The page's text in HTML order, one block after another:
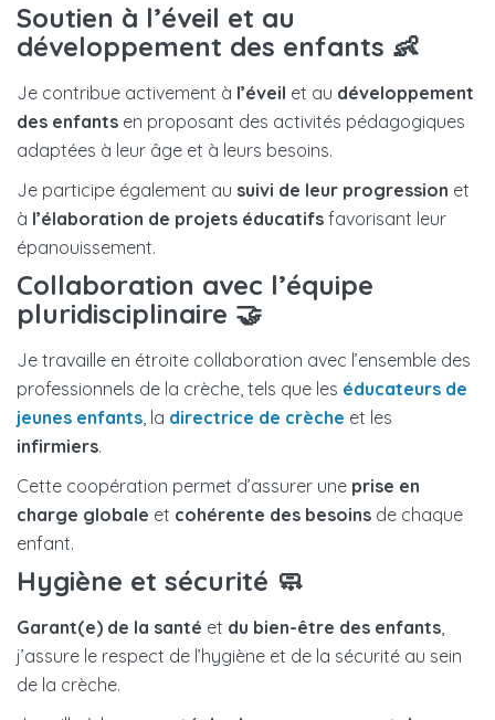
Soutien à l’éveil et au
développement des enfants 👶
Je contribue activement à l’éveil et au développement
des enfants en proposant des activités pédagogiques
adaptées à leur âge et à leurs besoins.
Je participe également au suivi de leur progression et
à l’élaboration de projets éducatifs favorisant leur
épanouissement.
Collaboration avec l’équipe
pluridisciplinaire 🤝
Je travaille en étroite collaboration avec l’ensemble des
professionnels de la crèche, tels que les éducateurs de
jeunes enfants, la directrice de crèche et les
infirmiers.
Cette coopération permet d’assurer une prise en
charge globale et cohérente des besoins de chaque
enfant.
Hygiène et sécurité 🧼
Garant(e) de la santé et du bien-être des enfants,
j’assure le respect de l’hygiène et de la sécurité au sein
de la crèche.